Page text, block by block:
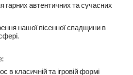
гарних автентичних та сучасних
нашої пісенної спадщини в
в класичній та ігровій формі